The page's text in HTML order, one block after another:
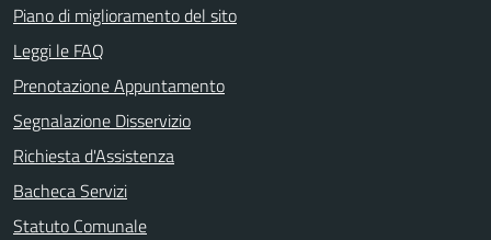
Piano di miglioramento del sito
Leggi le FAQ
Prenotazione Appuntamento
Segnalazione Disservizio
Richiesta d'Assistenza
Bacheca Servizi
Statuto Comunale